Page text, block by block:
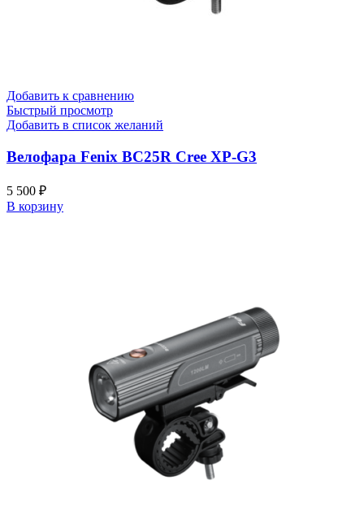
Добавить к сравнению
Быстрый просмотр
Добавить в список желаний
Велофара Fenix BC25R Cree XP-G3
5 500 ₽
В корзину